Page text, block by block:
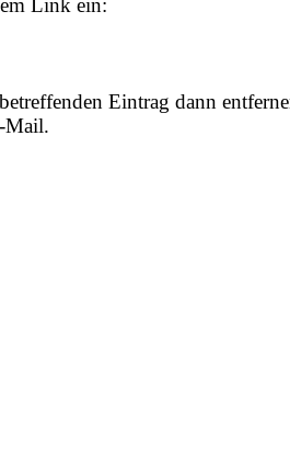
Link ein:
Eintrag dann
Mail.